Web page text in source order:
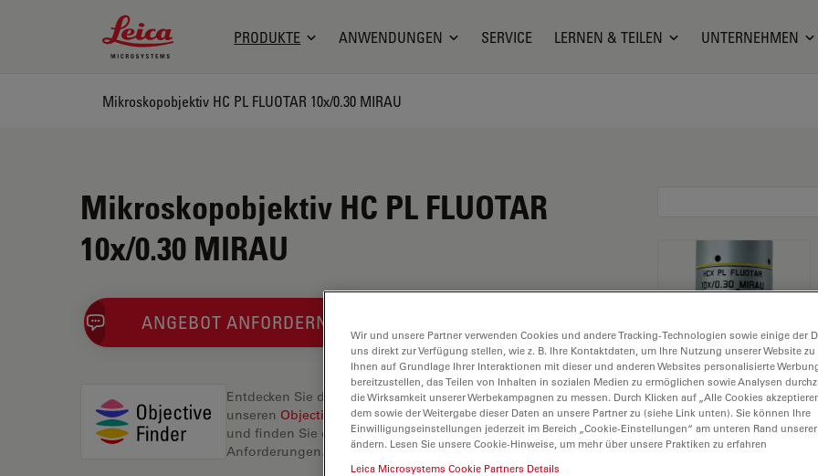
Leica Microsystems Logo
PRODUKTE ANWENDUNGEN SERVICE LERNEN & TEILEN UNTERNEHMEN
Mikroskopobjektiv HC PL FLUOTAR 10x/0.30 MIRAU
Mikroskopobjektiv HC PL FLUOTAR
10x/0.30 MIRAU
ANGEBOT ANFORDERN
Entdecken Sie die perfekte Lösung. Erkunden Sie
unseren Objective Finder, vergleichen Sie Alternativen
und finden Sie die beste Lösung für Ihre
Anforderungen.
Wir und unsere Partner verwenden Cookies und andere Tracking-Technologien sowie einige der
uns direkt zur Verfügung stellen, wie z. B. Ihre Kontaktdaten, um Ihre Nutzung unserer Website zu
Ihnen auf Grundlage Ihrer Interaktionen mit dieser und anderen Websites personalisierte
bereitzustellen, das Teilen von Inhalten in sozialen Medien zu ermöglichen sowie Analysen
die Wirksamkeit unserer Werbekampagnen zu messen. Durch Klicken auf „Alle Cookies
dem sowie der Weitergabe dieser Daten an unsere Partner zu (siehe Link unten). Sie können Ihre
Einwilligungseinstellungen jederzeit im Bereich „Cookie-Einstellungen“ am unteren Rand
ändern. Lesen Sie unsere Cookie-Hinweise, um mehr über unsere Praktiken zu erfahren
Leica Microsystems Cookie Partners Details